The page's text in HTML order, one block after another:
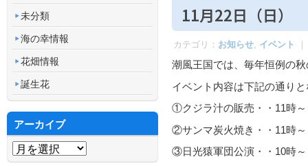
11月22日（日）
カテゴリ： お知らせ, イベント
潮風王国では、毎年恒例の
イベント内容は下記の通り
①クジラ汁の販売・・11時
②サンマ炭火焼き・・11時
③日光猿軍団公演・・10時
未分類
海の幸情報
花畑情報
誕生花
アーカイブ
アーカイブ